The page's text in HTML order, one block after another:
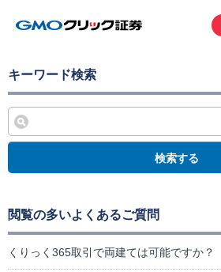
キーワード検索
検索する
閲覧の多いよくあるご質問
くりっく365取引で両建ては可能ですか？